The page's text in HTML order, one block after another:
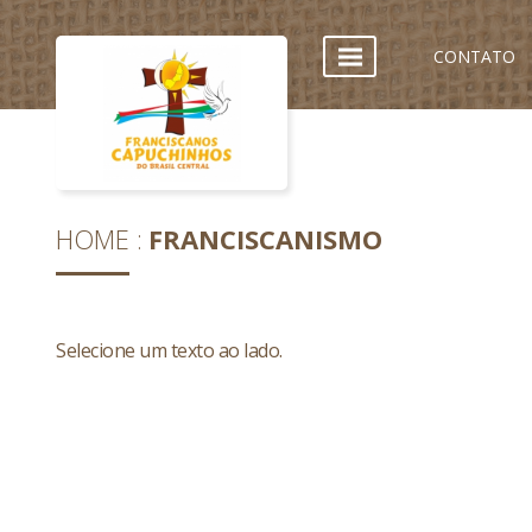
CONTATO
HOME FRANCISCANISMO
Selecione um texto ao lado.